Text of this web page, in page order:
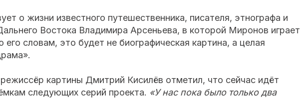
о жизни известного путешественника, писателя, этнографа и
Востока Владимира Арсеньева, в которой Миронов играет
его словам, это будет не биографическая картина, а целая
картины Дмитрий Кисилёв отметил, что сейчас идёт
следующих серий проекта. «У нас пока было только два